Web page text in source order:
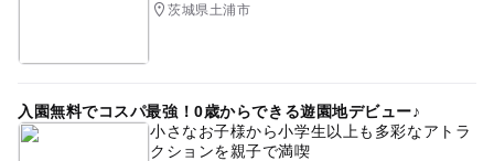
茨城県土浦市
入園無料でコスパ最強！0歳からできる遊園地デビュー♪
小さなお子様から小学生以上も多彩なアトラ
クションを親子で満喫